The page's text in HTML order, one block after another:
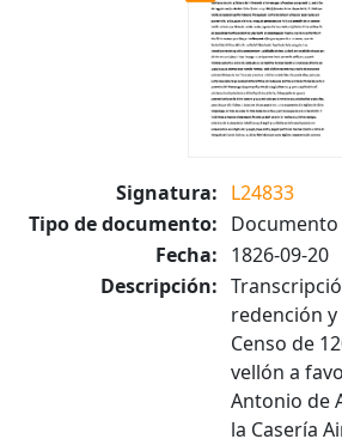
Signatura: L24833
Tipo de documento:
Fecha: 1826-09-20
Descripción:
redención
Censo de
vellón a
Antonio de
la Casería